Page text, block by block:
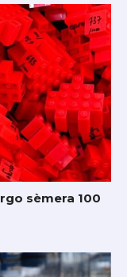
sèmera 100